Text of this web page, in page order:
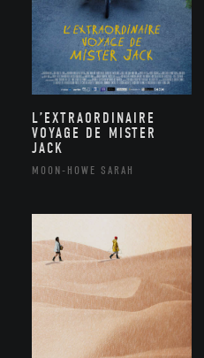
L’EXTRAORDINAIRE
VOYAGE DE MISTER
JACK
MOON-HOWE SARAH